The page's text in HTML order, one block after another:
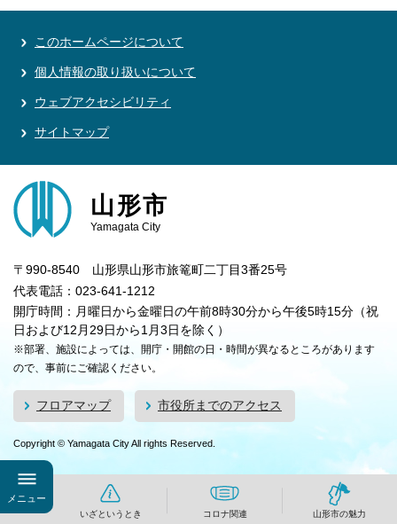
メニュー
いざというとき コロナ関連 山形市の魅力
このホームページについて
個人情報の取り扱いについて
ウェブアクセシビリティ
サイトマップ
山形市
Yamagata City
〒990-8540 山形県山形市旅篭町二丁目3番25号
代表電話：023-641-1212
開庁時間：月曜日から金曜日の午前8時30分から午後5時15分（祝
日および12月29日から1月3日を除く）
※部署、施設によっては、開庁・開館の日・時間が異なるところがあります
ので、事前にご確認ください。
フロアマップ 市役所までのアクセス
Copyright © Yamagata City All rights Reserved.